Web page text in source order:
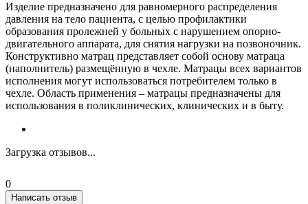
Изделие предназначено для равномерного распределения
давления на тело пациента, с целью профилактики
образования пролежней у больных с нарушением опорно-
двигательного аппарата, для снятия нагрузки на позвоночник.
Конструктивно матрац представляет собой основу матраца
(наполнитель) размещённую в чехле. Матрацы всех вариантов
исполнения могут использоваться потребителем только в
чехле. Область применения – матрацы предназначены для
использования в поликлинических, клинических и в быту.
Загрузка отзывов...
0
Написать отзыв